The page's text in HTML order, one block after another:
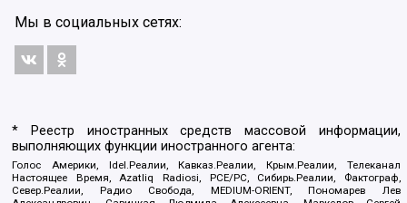
Мы в социальных сетях:
* Реестр иностранных средств массовой информации,
выполняющих функции иностранного агента:
Голос Америки, Idel.Реалии, Кавказ.Реалии, Крым.Реалии, Телеканал
Настоящее Время, Azatliq Radiosi, PCE/PC, Сибирь.Реалии, Фактограф,
Север.Реалии, Радио Свобода, MEDIUM-ORIENT, Пономарев Лев